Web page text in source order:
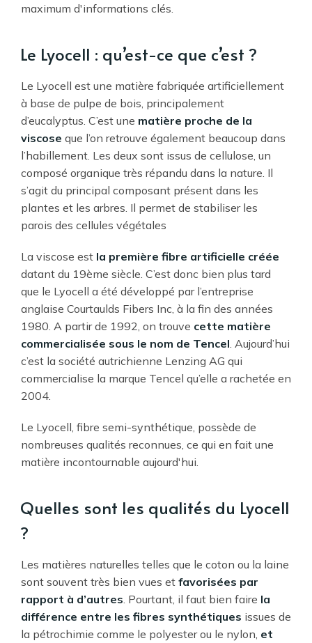
maximum d'informations clés.
Le Lyocell : qu’est-ce que c’est ?
Le Lyocell est une matière fabriquée artificiellement
à base de pulpe de bois, principalement
d’eucalyptus. C’est une matière proche de la
viscose que l’on retrouve également beaucoup dans
l’habillement. Les deux sont issus de cellulose, un
composé organique très répandu dans la nature. Il
s’agit du principal composant présent dans les
plantes et les arbres. Il permet de stabiliser les
parois des cellules végétales
La viscose est la première fibre artificielle créée
datant du 19ème siècle. C’est donc bien plus tard
que le Lyocell a été développé par l’entreprise
anglaise Courtaulds Fibers Inc, à la fin des années
1980. A partir de 1992, on trouve cette matière
commercialisée sous le nom de Tencel . Aujourd’hui
c’est la société autrichienne Lenzing AG qui
commercialise la marque Tencel qu’elle a rachetée en
2004.
Le Lyocell, fibre semi-synthétique, possède de
nombreuses qualités reconnues, ce qui en fait une
matière incontournable aujourd'hui.
Quelles sont les qualités du Lyocell
?
Les matières naturelles telles que le coton ou la laine
sont souvent très bien vues et favorisées par
rapport à d’autres . Pourtant, il faut bien faire la
différence entre les fibres synthétiques issues de
la pétrochimie comme le polyester ou le nylon, et